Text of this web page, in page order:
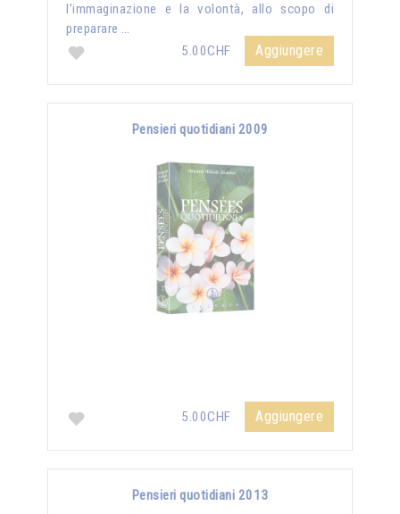
l’immaginazione e la volontà, allo scopo di
preparare …
5.00CHF
Aggiungere
Pensieri quotidiani 2009
5.00CHF Aggiungere
Pensieri quotidiani 2013